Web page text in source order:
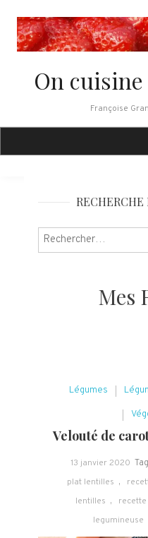
content
On
Françoise
Légumes
Velouté de
13 janvier 2020
plat lentilles ,
lentilles ,
legumineuse
Mes